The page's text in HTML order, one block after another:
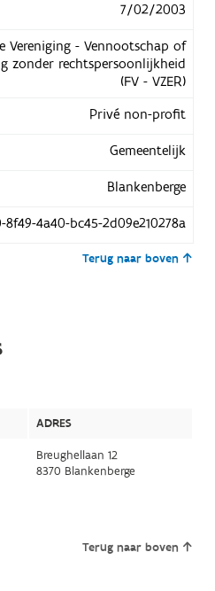
7/02/2003
Vereniging - Vennootschap of
zonder rechtspersoonlijkheid
(FV - VZER)
Privé non-profit
Gemeentelijk
Blankenberge
8f49-4a40-bc45-2d09e210278a
Terug naar boven
ADRES
Breughellaan 12
8370 Blankenberge
Terug naar boven